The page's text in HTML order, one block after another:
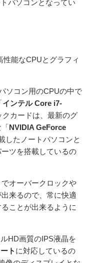
パソコンとなってい
能なCPUとグラフィ
ソコン用のCPUの中で
インテル Core i7-
クカードは、最新のグ
NVIDIA GeForce
したノートパソコンと
ツを搭載しているの
オーバークロックや
来るので、常に快適
ことが出来るように
HD画質のIPS液晶を
ト に対応しているの